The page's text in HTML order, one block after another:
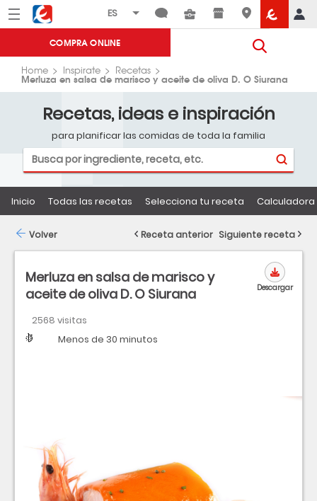
Menú Eroski
COMPRA ONLINE
Home Inspirate Recetas
Merluza en salsa de marisco y aceite de oliva D. O Siurana
Recetas, ideas e inspiración
para planificar las comidas de toda la familia
Inicio Todas las recetas Selecciona tu receta
Merluza en salsa de marisco y
aceite de oliva D. O Siurana
2568 visitas
Dificultad
Tiempo Menos de 30 minutos
Descargar
Volver Receta anterior Siguiente receta